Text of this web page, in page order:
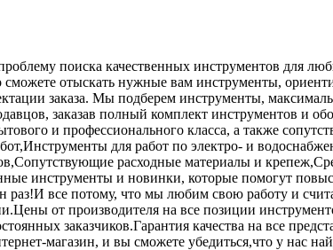
поиска качественных инструментов для
сможете отыскать нужные вам инструменты,
заказа. Мы подберем инструменты,
заказав полный комплект инструментов
и профессионального класса, а также
для работ по электро- и
расходные материалы и
инструменты и новинки, которые помогут
все потому, что мы любим свою работу и
от производителя на все позиции
заказчиков.Гарантия качества на все
магазин, и вы сможете убедиться,что у нас